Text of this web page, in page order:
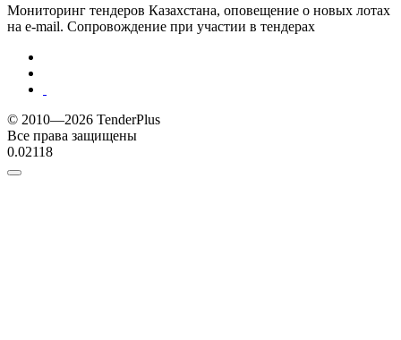
Мониторинг тендеров Казахстана, оповещение о новых лотах
на e-mail. Сопровождение при участии в тендерах
© 2010—2026 TenderPlus
Все права защищены
0.02118